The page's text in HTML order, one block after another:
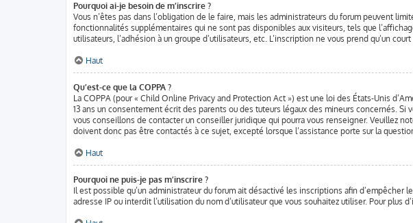
Pourquoi ai-je besoin de m’inscrire ?
Vous n’êtes pas dans l’obligation de le faire, mais les administrateurs du forum peuvent
fonctionnalités supplémentaires qui ne sont pas disponibles aux visiteurs, tels que
utilisateurs, l’adhésion à un groupe d’utilisateurs, etc. L’inscription ne vous prend qu’un
Haut
Qu’est-ce que la COPPA ?
La COPPA (pour « Child Online Privacy and Protection Act ») est une loi des États-Unis
13 ans un consentement écrit des parents ou des tuteurs légaux des mineurs concernés.
vous conseillons de contacter un conseiller juridique qui pourra vous renseigner. Veuillez
doivent donc pas être contactés à ce sujet, excepté lorsque l’assistance porte sur la
Haut
Pourquoi ne puis-je pas m’inscrire ?
Il est possible qu’un administrateur du forum ait désactivé les inscriptions afin
adresse IP ou interdit l’utilisation du nom d’utilisateur que vous souhaitez utiliser. Pour plus